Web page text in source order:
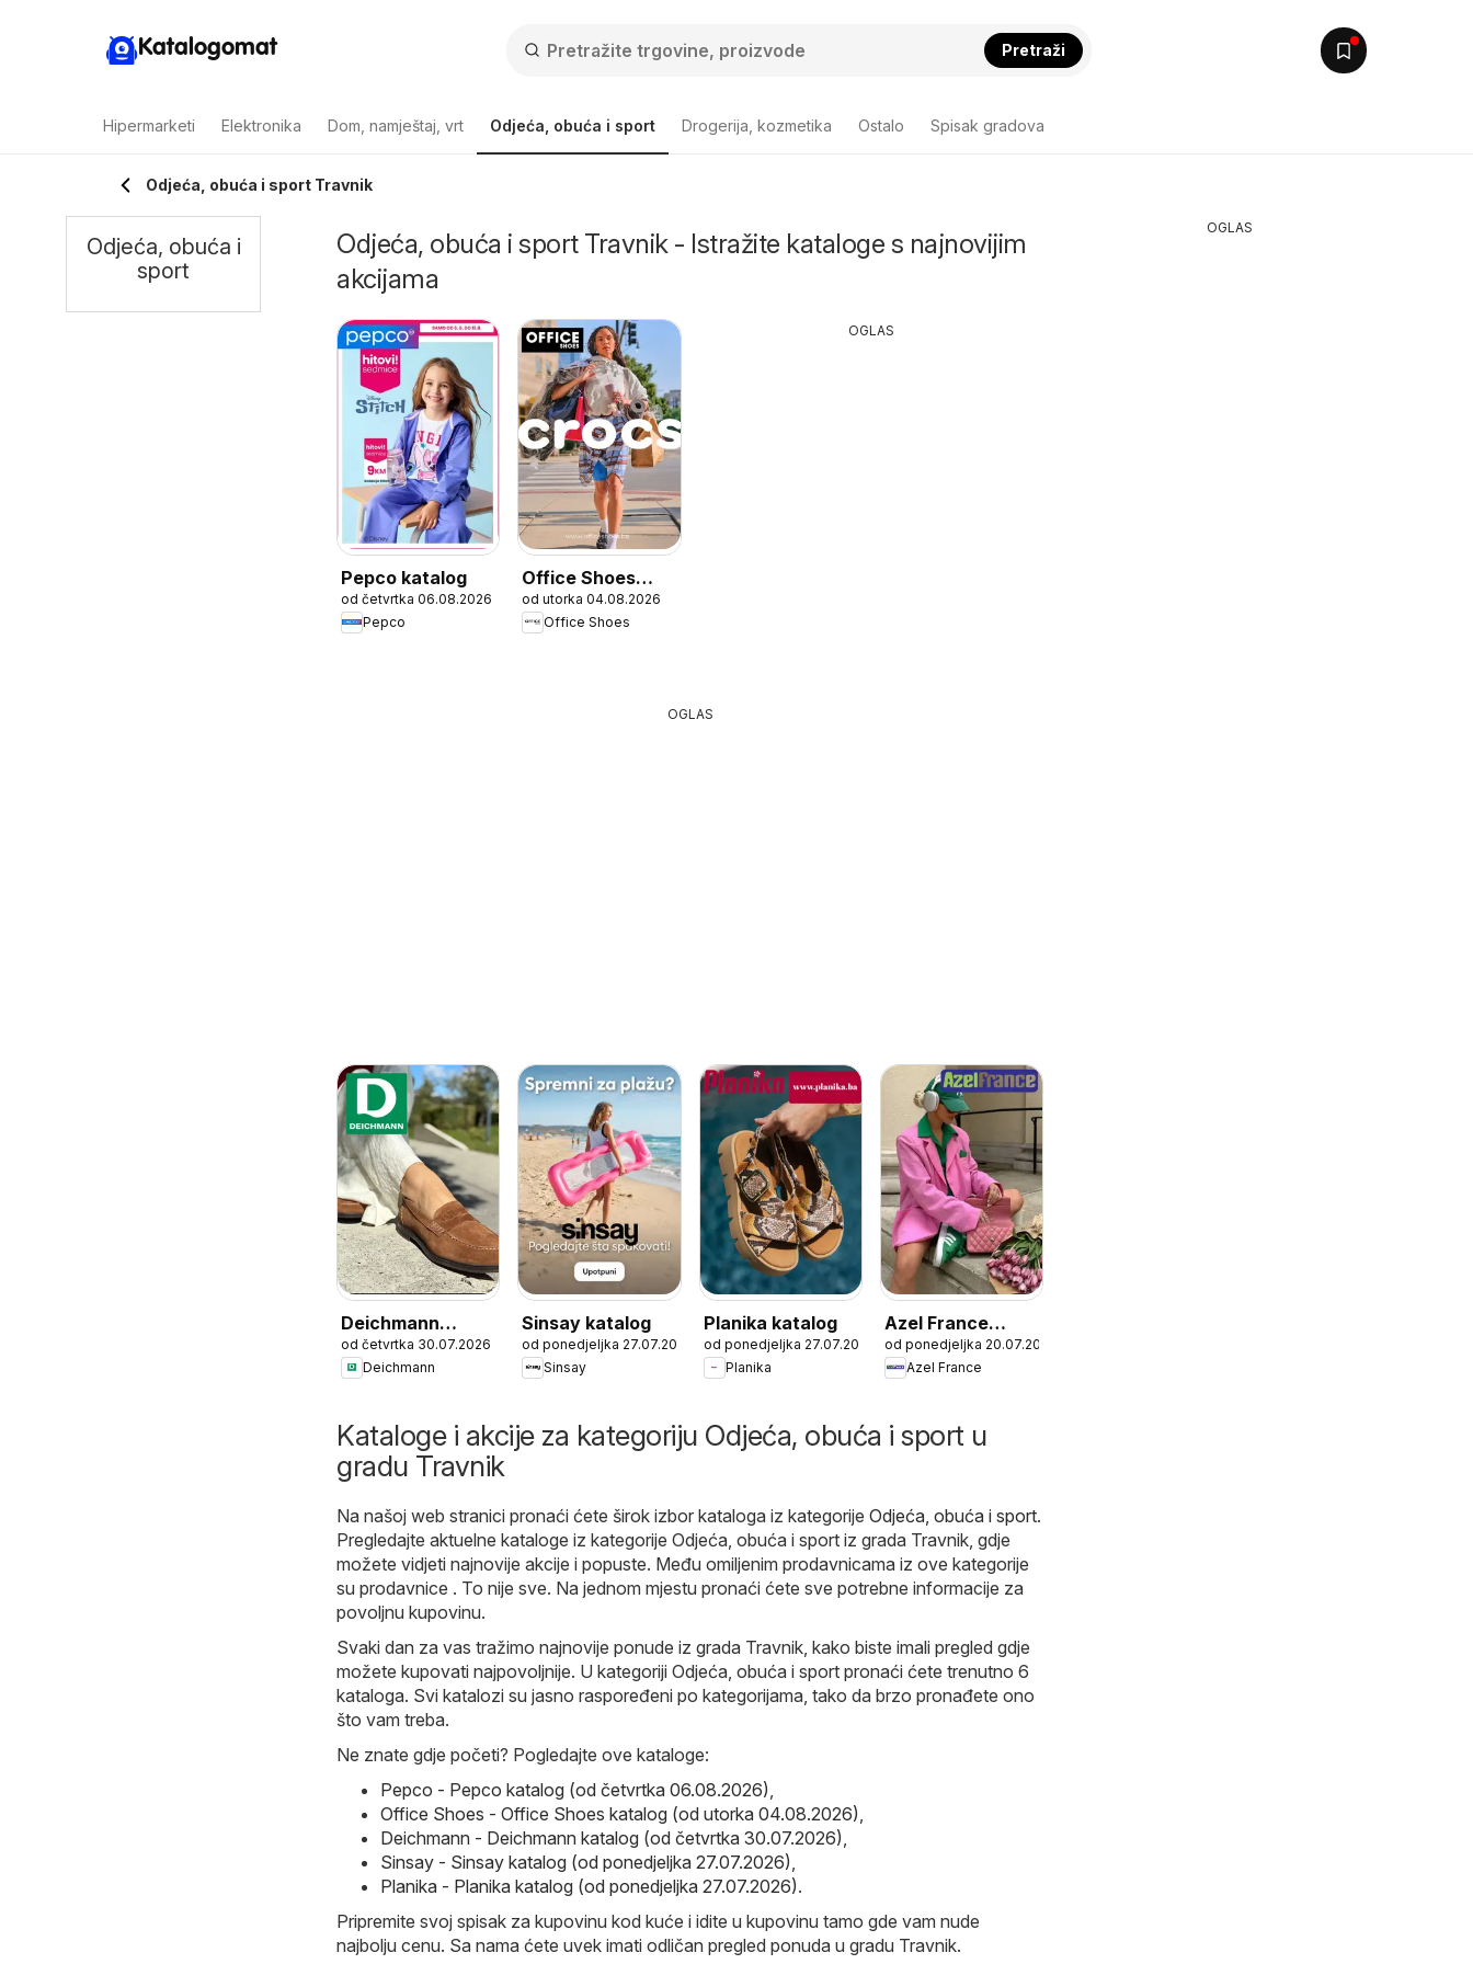
Katalogomat Pretraži
Hipermarketi Elektronika Dom, namještaj, vrt Odjeća, obuća i sport Drogerija, kozmetika Ostalo Spisak gradova
Odjeća, obuća i sport Travnik
Odjeća, obuća i sport Travnik - Istražite kataloge s najnovijim
akcijama
Pepco katalog
od četvrtka 06.08.2026
Pepco
Office Shoes
katalog
od utorka 04.08.2026
Office Shoes
OGLAS
OGLAS
Deichmann
katalog
od četvrtka 30.07.2026
Deichmann
Sinsay katalog
od ponedjeljka 27.07.2026
Sinsay
Planika katalog
od ponedjeljka 27.07.2026
Planika
Azel France
katalog
od ponedjeljka 20.07.2026
Azel France
Kataloge i akcije za kategoriju Odjeća, obuća i sport u
gradu Travnik
Na našoj web stranici pronaći ćete širok izbor kataloga iz kategorije Odjeća, obuća i sport.
Pregledajte aktuelne kataloge iz kategorije Odjeća, obuća i sport iz grada Travnik, gdje
možete vidjeti najnovije akcije i popuste. Među omiljenim prodavnicama iz ove kategorije
su prodavnice . To nije sve. Na jednom mjestu pronaći ćete sve potrebne informacije za
povoljnu kupovinu.
Svaki dan za vas tražimo najnovije ponude iz grada Travnik, kako biste imali pregled gdje
možete kupovati najpovoljnije. U kategoriji Odjeća, obuća i sport pronaći ćete trenutno 6
kataloga. Svi katalozi su jasno raspoređeni po kategorijama, tako da brzo pronađete ono
što vam treba.
Ne znate gdje početi? Pogledajte ove kataloge:
Pepco - Pepco katalog (od četvrtka 06.08.2026)
Office Shoes - Office Shoes katalog (od utorka 04.08.2026)
Deichmann - Deichmann katalog (od četvrtka 30.07.2026)
Sinsay - Sinsay katalog (od ponedjeljka 27.07.2026)
Planika - Planika katalog (od ponedjeljka 27.07.2026).
Pripremite svoj spisak za kupovinu kod kuće i idite u kupovinu tamo gde vam nude
najbolju cenu. Sa nama ćete uvek imati odličan pregled ponuda u gradu Travnik.
Odjeća, obuća i
sport
OGLAS